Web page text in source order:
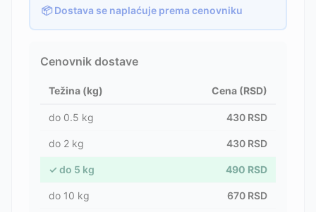
📦 Dostava se naplaćuje prema cenovniku
Cenovnik dostave
Težina (kg) Cena (RSD)
do 0.5 kg 430 RSD
do 2 kg 430 RSD
✓ do 5 kg 490 RSD
do 10 kg 670 RSD